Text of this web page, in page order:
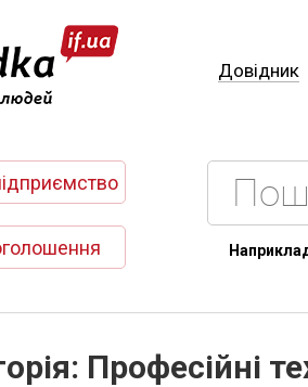
Довідник
Професійні